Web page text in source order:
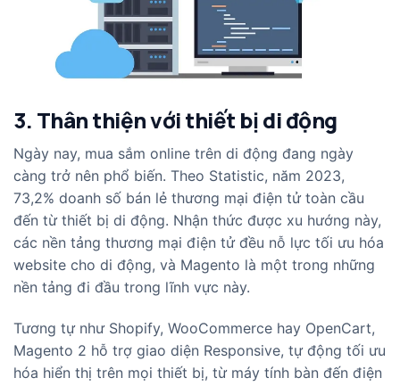
3. Thân thiện với thiết bị di động
Ngày nay, mua sắm online trên di động đang ngày
càng trở nên phổ biến. Theo Statistic, năm 2023,
73,2% doanh số bán lẻ thương mại điện tử toàn cầu
đến từ thiết bị di động. Nhận thức được xu hướng này,
các nền tảng thương mại điện tử đều nỗ lực tối ưu hóa
website cho di động, và Magento là một trong những
nền tảng đi đầu trong lĩnh vực này.
Tương tự như Shopify, WooCommerce hay OpenCart,
Magento 2 hỗ trợ giao diện Responsive, tự động tối ưu
hóa hiển thị trên mọi thiết bị, từ máy tính bàn đến điện